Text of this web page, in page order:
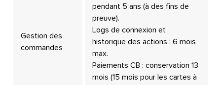
Gestion des
commandes
pendant 5 ans (à des fins de
preuve).
Logs de connexion et
historique des actions : 6 mois
max.
Paiements CB : conservation 13
mois (15 mois pour les cartes à